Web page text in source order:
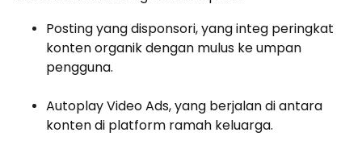
Posting yang disponsori, yang integ peringkat
konten organik dengan mulus ke umpan
pengguna.
Autoplay Video Ads, yang berjalan di antara
konten di platform ramah keluarga.